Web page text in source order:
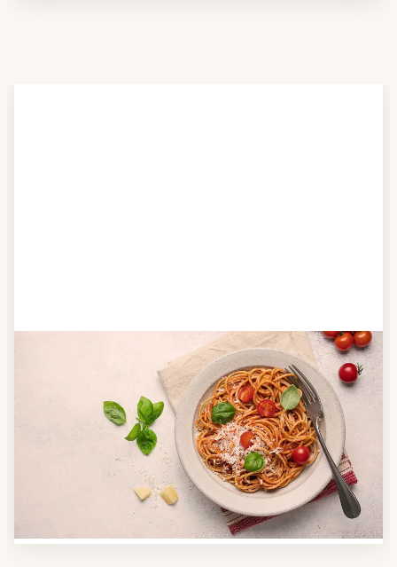
Anbieter finden
Nutzen Sie unsere große Mahlzeiten-Dienst-Suche,
um herauszufinden, welche Anbieter es in Ihrer
Region gibt und welcher am besten zu Ihnen passt.
Verschaffen Sie sich auch einen Überblick über die
Essen auf Rädern-Kosten.